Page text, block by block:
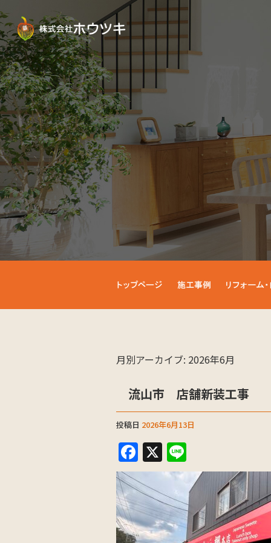
月別アーカイブ: 2026年6月
流山市 店舗新装工事
投稿日 2026年6月13日
F
a
c
e
b
X
n
e